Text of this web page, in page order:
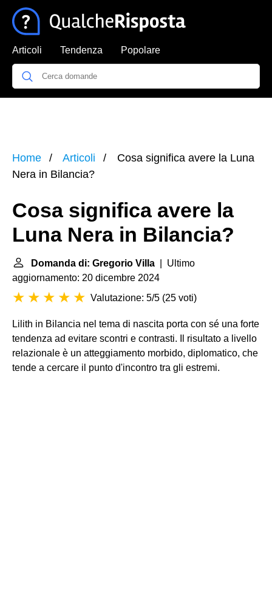
Articoli Tendenza Popolare
Home Articoli
Cosa significa avere la Luna
Nera in Bilancia?
Cosa significa avere la
Luna Nera in Bilancia?
Domanda di: Gregorio Villa | Ultimo
aggiornamento: 20 dicembre 2024
Valutazione: 5/5 (25 voti)
Lilith in Bilancia nel tema di nascita porta con sé una forte
tendenza ad evitare scontri e contrasti. Il risultato a livello
relazionale è un atteggiamento morbido, diplomatico, che
tende a cercare il punto d'incontro tra gli estremi.